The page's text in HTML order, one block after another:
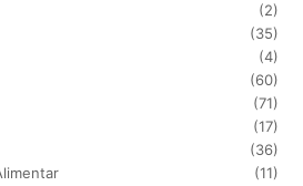
(2)
(35)
(4)
(60)
(71)
(17)
(36)
(11)